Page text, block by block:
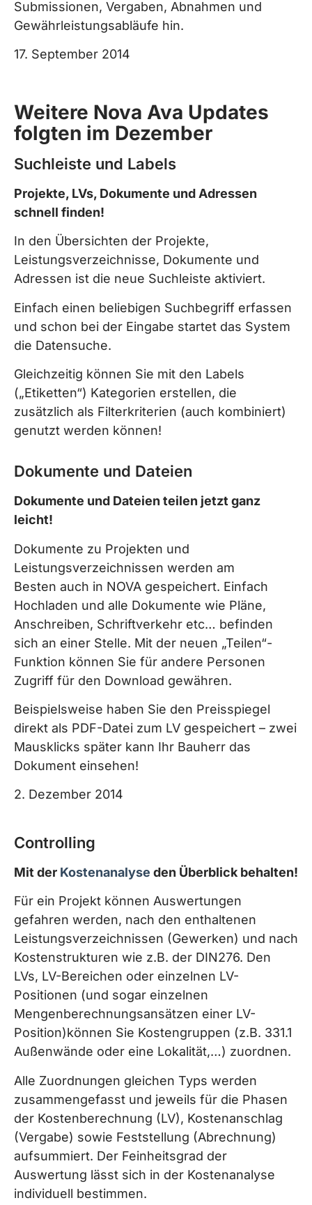
Submissionen, Vergaben, Abnahmen und
Gewährleistungsabläufe hin.
17. September 2014
Weitere Nova Ava Updates
folgten im Dezember
Suchleiste und Labels
Projekte, LVs, Dokumente und Adressen
schnell finden!
In den Übersichten der Projekte,
Leistungsverzeichnisse, Dokumente und
Adressen ist die neue Suchleiste aktiviert.
Einfach einen beliebigen Suchbegriff erfassen
und schon bei der Eingabe startet das System
die Datensuche.
Gleichzeitig können Sie mit den Labels
(„Etiketten“) Kategorien erstellen, die
zusätzlich als Filterkriterien (auch kombiniert)
genutzt werden können!
Dokumente und Dateien
Dokumente und Dateien teilen jetzt ganz
leicht!
Dokumente zu Projekten und
Leistungsverzeichnissen werden am
Besten auch in NOVA gespeichert. Einfach
Hochladen und alle Dokumente wie Pläne,
Anschreiben, Schriftverkehr etc… befinden
sich an einer Stelle. Mit der neuen „Teilen“-
Funktion können Sie für andere Personen
Zugriff für den Download gewähren.
Beispielsweise haben Sie den Preisspiegel
direkt als PDF-Datei zum LV gespeichert – zwei
Mausklicks später kann Ihr Bauherr das
Dokument einsehen!
2. Dezember 2014
Controlling
Mit der Kostenanalyse den Überblick behalten!
Für ein Projekt können Auswertungen
gefahren werden, nach den enthaltenen
Leistungsverzeichnissen (Gewerken) und nach
Kostenstrukturen wie z.B. der DIN276. Den
LVs, LV-Bereichen oder einzelnen LV-
Positionen (und sogar einzelnen
Mengenberechnungsansätzen einer LV-
Position)können Sie Kostengruppen (z.B. 331.1
Außenwände oder eine Lokalität,…) zuordnen.
Alle Zuordnungen gleichen Typs werden
zusammengefasst und jeweils für die Phasen
der Kostenberechnung (LV), Kostenanschlag
(Vergabe) sowie Feststellung (Abrechnung)
aufsummiert. Der Feinheitsgrad der
Auswertung lässt sich in der Kostenanalyse
individuell bestimmen.